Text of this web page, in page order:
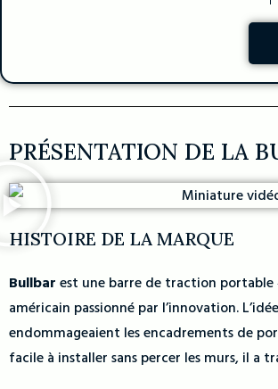
PRÉSENTATION DE LA
HISTOIRE DE LA MARQUE
Bullbar est une barre de traction
américain passionné par l’innovation.
endommageaient les encadrements de
facile à installer sans percer les murs, il a